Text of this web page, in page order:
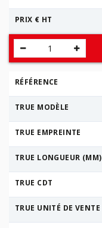
PRIX € HT
RÉFÉRENCE
TRUE MODÈLE
TRUE EMPREINTE
TRUE LONGUEUR (MM)
TRUE CDT
TRUE UNITÉ DE VENTE